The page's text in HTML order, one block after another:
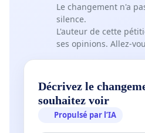
Le changement n'a
silence.
L'auteur de cette
ses opinions. Allez-
Décrivez le
souhaitez voir
Propulsé par l’IA